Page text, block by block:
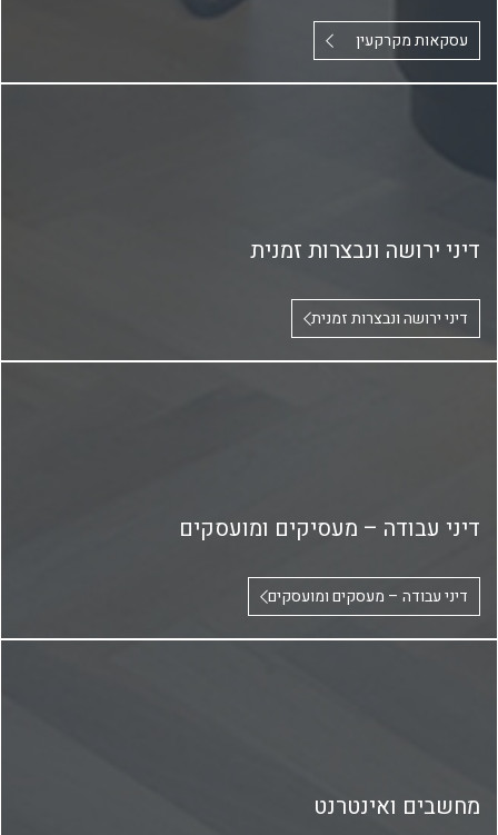
עסקאות מקרקעין
דיני ירושה ונבצרות זמנית
דיני ירושה ונבצרות זמנית
דיני עבודה – מעסיקים ומועסקים
דיני עבודה – מעסקים ומועסקים
מחשבים ואינטרנט